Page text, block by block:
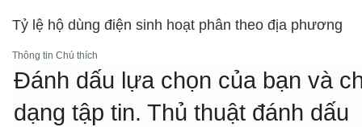
Tỷ lệ hộ dùng điện sinh hoạt phân theo địa phương
Thông tin Chú thích
Đánh dấu lựa chọn của bạn và
dạng tập tin.Thủ thuật đánh dấu